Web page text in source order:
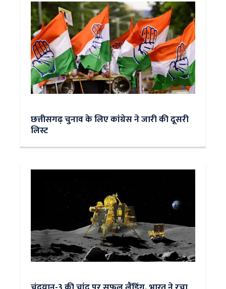
छत्तीसगढ़ चुनाव के लिए कांग्रेस ने जारी की दूसरी
लिस्ट